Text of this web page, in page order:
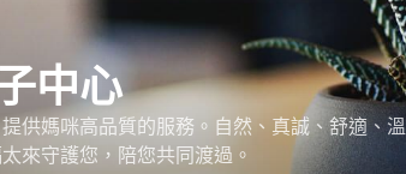
中心
供媽咪高品質的服務。自然、真誠、舒適、
來守護您，陪您共同渡過。